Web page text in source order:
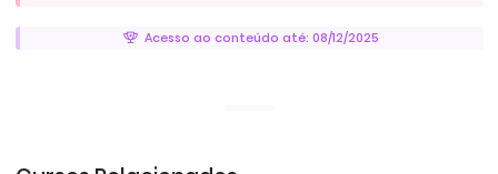
Acesso ao conteúdo até: 08/12/2025